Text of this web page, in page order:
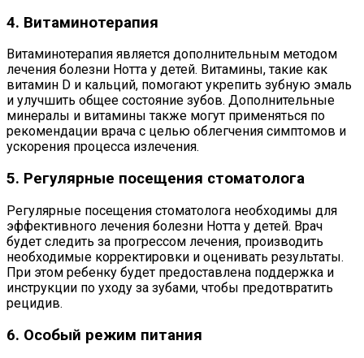
4. Витаминотерапия
Витаминотерапия является дополнительным методом
лечения болезни Нотта у детей. Витамины, такие как
витамин D и кальций, помогают укрепить зубную эмаль
и улучшить общее состояние зубов. Дополнительные
минералы и витамины также могут применяться по
рекомендации врача с целью облегчения симптомов и
ускорения процесса излечения.
5. Регулярные посещения стоматолога
Регулярные посещения стоматолога необходимы для
эффективного лечения болезни Нотта у детей. Врач
будет следить за прогрессом лечения, производить
необходимые корректировки и оценивать результаты.
При этом ребенку будет предоставлена поддержка и
инструкции по уходу за зубами, чтобы предотвратить
рецидив.
6. Особый режим питания